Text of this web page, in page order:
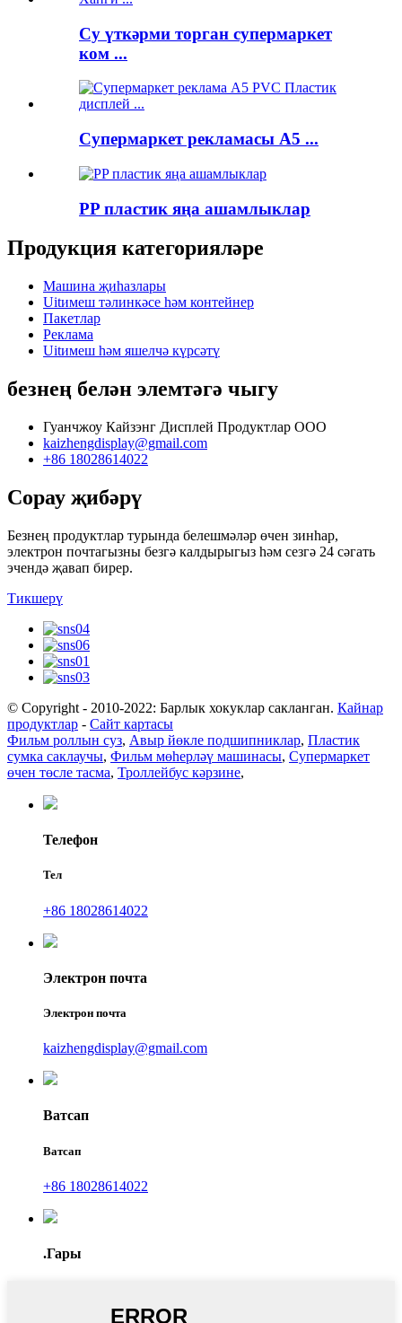
Су үткәрми торган супермаркет
ком ...
Супермаркет рекламасы A5 ...
PP пластик яңа ашамлыклар
Продукция категорияләре
Машина җиһазлары
Uitимеш тәлинкәсе һәм контейнер
Пакетлар
Реклама
Uitимеш һәм яшелчә күрсәтү
безнең белән элемтәгә чыгу
Гуанчжоу Кайзэнг Дисплей Продуктлар ООО
kaizhengdisplay@gmail.com
+86 18028614022
Сорау җибәрү
Безнең продуктлар турында белешмәләр өчен зинһар,
электрон почтагызны безгә калдырыгыз һәм сезгә 24 сәгать
эчендә җавап бирер.
Тикшерү
© Copyright - 2010-2022: Барлык хокуклар сакланган. Кайнар
продуктлар - Сайт картасы
Фильм роллын суз, Авыр йөкле подшипниклар, Пластик
сумка саклаучы, Фильм мөһерләү машинасы, Супермаркет
өчен төсле тасма, Троллейбус кәрзине,
Телефон
Тел
+86 18028614022
Электрон почта
Электрон почта
kaizhengdisplay@gmail.com
Ватсап
Ватсап
+86 18028614022
.Гары